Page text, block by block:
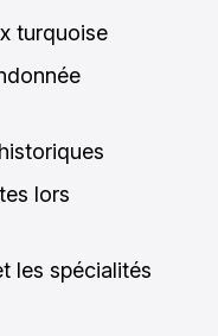
turquoise
lors
les spécialités